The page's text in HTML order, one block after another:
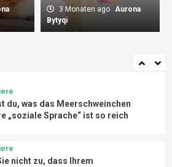
3 Monaten ago Aurona
Bytyqi
Anleitung für Anfänger zur
ist alles auf einmal fertig!
du, was das Meerschweinchen
„soziale Sprache“ ist so reich
nicht zu, dass Ihrem